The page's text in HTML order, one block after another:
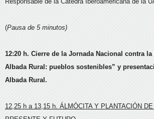
(Pausa de 5 minutos)
12:20 h. Cierre de la Jornada Nacional contra la
Albada Rural: pueblos sostenibles” y
Albada Rural.
12,25 h a 13,15 h. ÁLMÓCITA Y PLANTACIÓN